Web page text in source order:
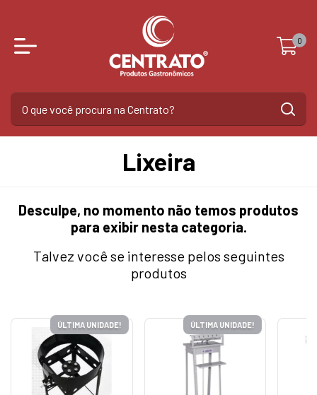
0
Lixeira
Desculpe, no momento não temos produtos
para exibir nesta categoria.
Talvez você se interesse pelos seguintes
produtos
ÚLTIMA UNIDADE! ÚLTIMA UNIDADE!